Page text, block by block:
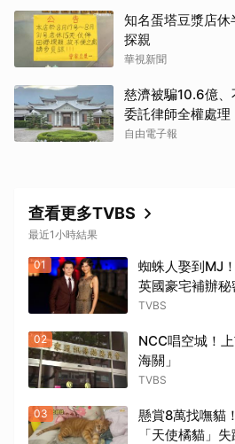
知名蛋塔豆漿店
探親
華視新聞
慈濟被騙10.6億、
委託律師全權處理
自由電子報
查看更多TVBS
最近1小時結果
01
蜘蛛人娶到MJ
英國豪宅補辦
莊園派對曝光
TVBS
02
NCC唱空城！
海關」
TVBS
03
懸賞8萬找嘸貓
「天使橘貓」